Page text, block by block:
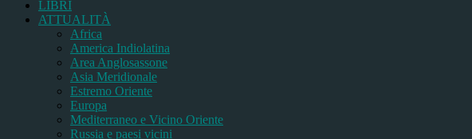
LIBRI
ATTUALITÀ
Africa
America Indiolatina
Area Anglosassone
Asia Meridionale
Estremo Oriente
Europa
Mediterraneo e Vicino Oriente
Russia e paesi vicini